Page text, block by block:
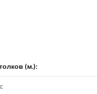
(м.):